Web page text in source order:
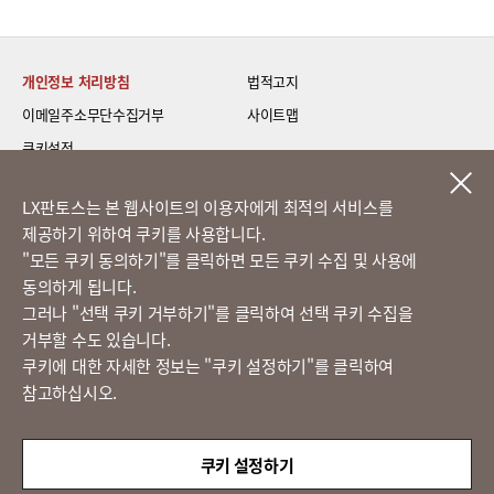
개인정보 처리방침
법적고지
이메일주소무단수집거부
사이트맵
쿠키설정
LG 베스트 케어 이전설치
고객의 소리
정도경영 신문고
(주)LX판토스 사업자등록번호 : 116-81-31734
서울시 종로구 새문안로 58
LX판토스는 본 웹사이트의 이용자에게 최적의 서비스를
제공하기 위하여 쿠키를 사용합니다.
​"모든 쿠키 동의하기"를 클릭하면 모든 쿠키 수집 및 사용에
동의하게 됩니다.
그러나 "선택 쿠키 거부하기"를 클릭하여 선택 쿠키 수집을
거부할 수도 있습니다.
쿠키에 대한 자세한 정보는 "쿠키 설정하기"를 클릭하여
참고하십시오.
쿠키 설정하기